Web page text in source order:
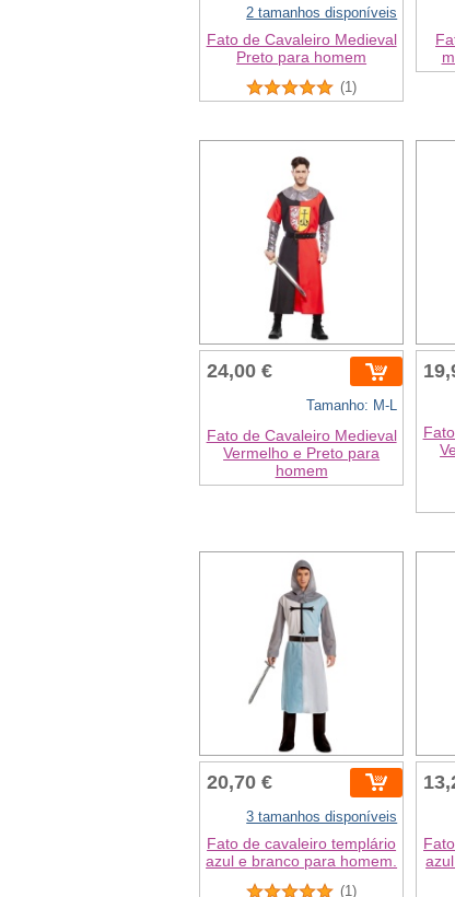
2 tamanhos disponíveis
Fato de Cavaleiro Medieval
Preto para homem
(1)
24,00 €
Tamanho: M-L
Fato de Cavaleiro Medieval
Vermelho e Preto para
homem
20,70 €
3 tamanhos disponíveis
Fato de cavaleiro templário
azul e branco para homem.
(1)